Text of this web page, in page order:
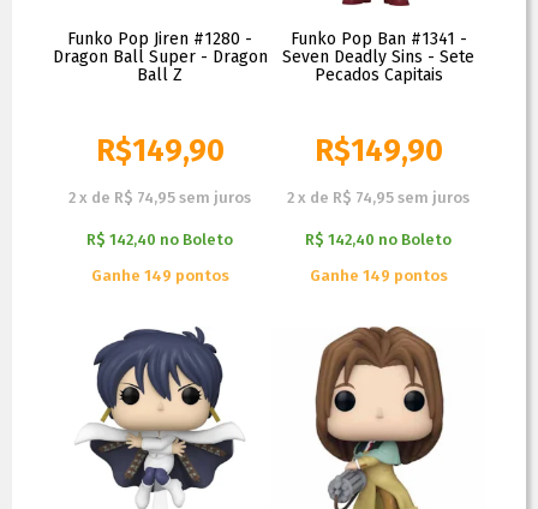
Funko Pop Jiren #1280 -
Dragon Ball Super - Dragon
Ball Z
R$149,90
2 x de R$ 74,95 sem juros
R$ 142,40 no Boleto
Ganhe 149 pontos
Funko Pop Ban #1341 -
Seven Deadly Sins - Sete
Pecados Capitais
R$149,90
2 x de R$ 74,95 sem juros
R$ 142,40 no Boleto
Ganhe 149 pontos